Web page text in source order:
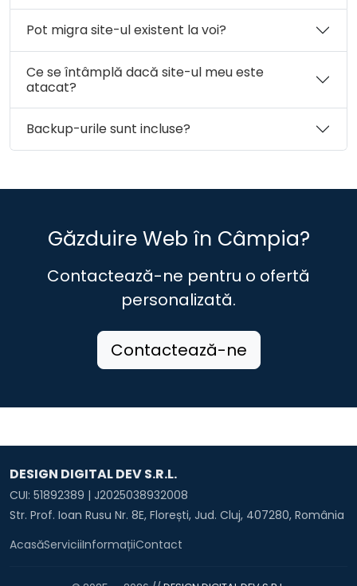
Pot migra site-ul existent la voi?
Ce se întâmplă dacă site-ul meu este
atacat?
Backup-urile sunt incluse?
Găzduire Web în Câmpia?
Contactează-ne pentru o ofertă
personalizată.
Contactează-ne
DESIGN DIGITAL DEV S.R.L.
CUI: 51892389 | J2025038932008
Str. Prof. Ioan Rusu Nr. 8E, Florești, Jud. Cluj, 407280, România
AcasăServiciiInformațiiContact